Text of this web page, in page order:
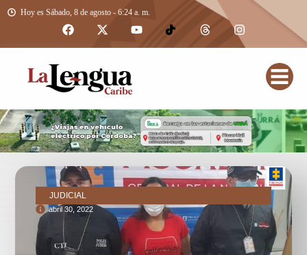
Hoy es Sábado, 8 de agosto - 6:24 a. m.
JUDICIAL
abril 30, 2022